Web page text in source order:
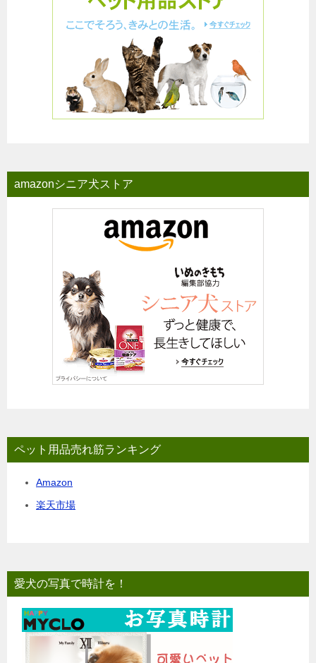
amazonシニア犬ストア
ペット用品売れ筋ランキング
Amazon
楽天市場
愛犬の写真で時計を！